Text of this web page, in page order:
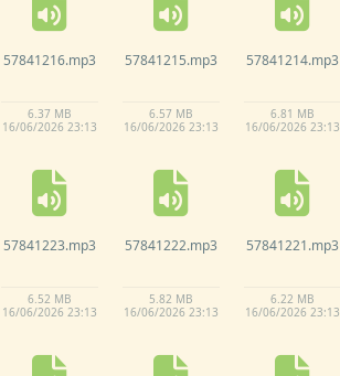
57841214.mp3
6.81 MB
16/06/2026 23:13
57841215.mp3
6.57 MB
16/06/2026 23:13
57841216.mp3
6.37 MB
16/06/2026 23:13
57841221.mp3
6.22 MB
16/06/2026 23:13
57841222.mp3
5.82 MB
16/06/2026 23:13
57841223.mp3
6.52 MB
16/06/2026 23:13